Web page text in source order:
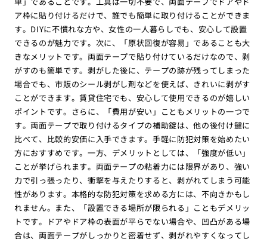
ア枠に貼り付けるだけで、誰でも簡単に取り付けることができま
す。DIYに不慣れな方や、女性の一人暮らしでも、安心して設置
できるのが魅力です。次に、「原状回復が容易」であることも大
きなメリットです。両面テープで貼り付けているだけなので、剥
がすのも簡単です。剥がした後に、テープの跡が残ってしまった
場合でも、市販のシール剥がし剤などを使えば、きれいに剥がす
ことができます。賃貸住宅でも、安心して使用できるのが嬉しい
ポイントです。さらに、「費用が安い」こともメリットの一つで
す。両面テープで取り付けるタイプの補助錠は、他の後付け鍵に
比べて、比較的安価に入手できます。手軽に防犯対策を始めたい
方におすすめです。一方、デメリットとしては、「強度が低い」
ことが挙げられます。両面テープの粘着力には限界があり、強い
力で引っ張ったり、衝撃を与えたりすると、剥がれてしまう可能
性があります。本格的な防犯対策を求める方には、不向きかもし
れません。また、「設置できる場所が限られる」こともデメリッ
トです。ドアやドア枠の表面が平らでない場合や、凹凸がある場
合は、両面テープがしっかりと密着せず、剥がれやすくなってし